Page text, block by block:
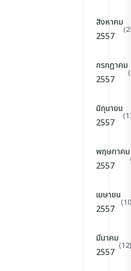
สิงหาคม
2557
กรกฎาคม
2557
มิถุนายน
2557
พฤษภาคม
2557
เมษายน
2557
มีนาคม
2557
(12)